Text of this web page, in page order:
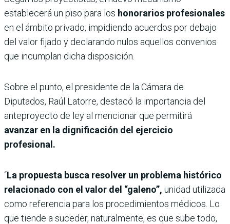
establecerá un piso para los honorarios profesionales
en el ámbito privado, impidiendo acuerdos por debajo
del valor fijado y declarando nulos aquellos convenios
que incumplan dicha disposición.
Sobre el punto, el presidente de la Cámara de
Diputados, Raúl Latorre, destacó la importancia del
anteproyecto de ley al mencionar que permitirá
avanzar en la dignificación del ejercicio
profesional.
“La propuesta busca resolver un problema histórico
relacionado con el valor del “galeno”, unidad utilizada
como referencia para los procedimientos médicos. Lo
que tiende a suceder, naturalmente, es que sube todo,